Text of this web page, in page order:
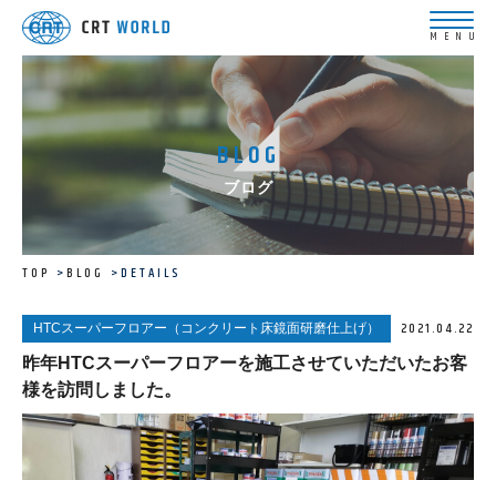
BLOG
ブログ
TOP BLOG DETAILS
HTCスーパーフロアー（コンクリート床鏡面研磨仕上げ） 2021.04.22
昨年HTCスーパーフロアーを施工させていただいたお客
様を訪問しました。